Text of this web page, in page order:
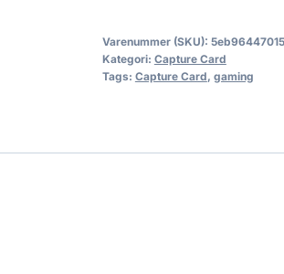
Varenummer (SKU):
Kategori: Capture Card
Tags: Capture Card, gaming